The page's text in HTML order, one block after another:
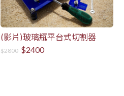
(影片)玻璃瓶平台式切割器
$2800 $2400